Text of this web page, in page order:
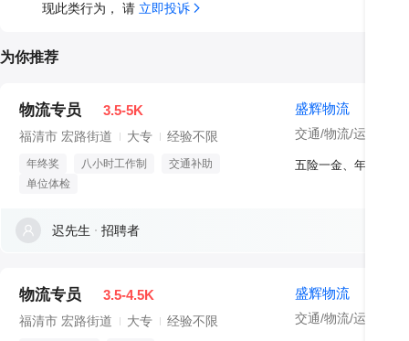
现此类行为， 请 立即投诉
为你推荐
物流专员 3.5-5K
福清市 宏路街道 大专 经验不限
年终奖 八小时工作制
交通补助
单位体检
盛辉物流
交通/物流/运输
迟先生 招聘者
物流专员 3.5-4.5K
福清市 宏路街道 大专 经验不限
盛辉物流
交通/物流/运输